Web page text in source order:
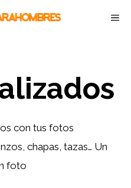
con tus fotos
chapas, tazas… Un
foto